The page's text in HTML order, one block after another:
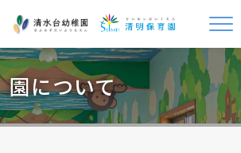
園について